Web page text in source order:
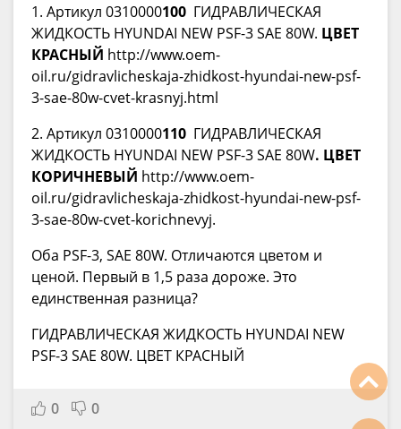
1. Артикул 0310000100 ГИДРАВЛИЧЕСКАЯ
ЖИДКОСТЬ HYUNDAI NEW PSF-3 SAE 80W. ЦВЕТ
КРАСНЫЙ http://www.oem-
oil.ru/gidravlicheskaja-zhidkost-hyundai-new-psf-
3-sae-80w-cvet-krasnyj.html
2. Артикул 0310000110 ГИДРАВЛИЧЕСКАЯ
ЖИДКОСТЬ HYUNDAI NEW PSF-3 SAE 80W. ЦВЕТ
КОРИЧНЕВЫЙ http://www.oem-
oil.ru/gidravlicheskaja-zhidkost-hyundai-new-psf-
3-sae-80w-cvet-korichnevyj.
Оба PSF-3, SAE 80W. Отличаются цветом и
ценой. Первый в 1,5 раза дороже. Это
единственная разница?
ГИДРАВЛИЧЕСКАЯ ЖИДКОСТЬ HYUNDAI NEW
PSF-3 SAE 80W. ЦВЕТ КРАСНЫЙ
0 0